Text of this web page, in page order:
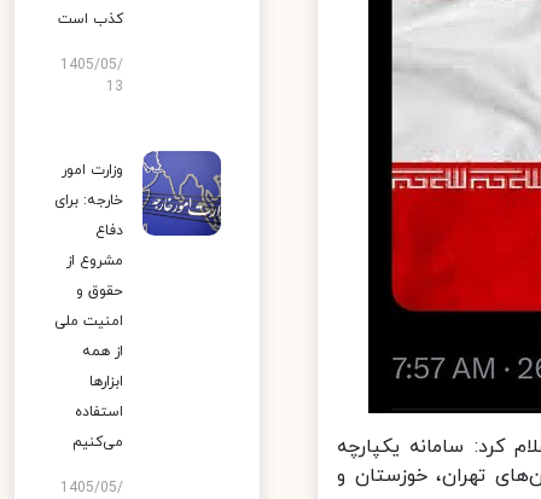
کرد: سامانه یکپارچه
تهران، خوزستان و
کذب است
1405/05/
13
وزارت امور
خارجه: برای
دفاع
مشروع از
حقوق و
امنیت ملی
از همه
ابزارها
استفاده
می‌کنیم
1405/05/